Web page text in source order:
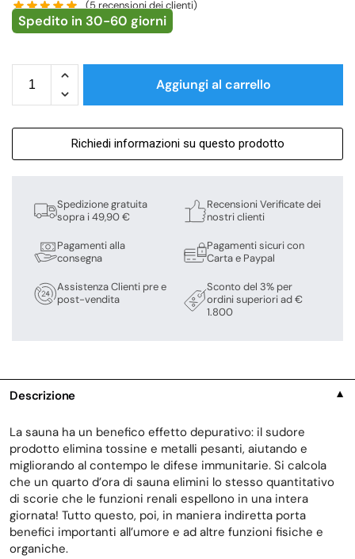
(5recensioni dei clienti)
Spedito in 30-60 giorni
Aggiungi al carrello
Richiedi informazioni su questo prodotto
Spedizione gratuita
sopra i 49,90 €
Pagamenti alla
consegna
Assistenza Clienti pre e
post-vendita
Recensioni Verificate dei
nostri clienti
Pagamenti sicuri con
Carta e Paypal
Sconto del 3% per
ordini superiori ad €
1.800
Descrizione ▼
La sauna ha un benefico effetto depurativo: il sudore
prodotto elimina tossine e metalli pesanti, aiutando e
migliorando al contempo le difese immunitarie. Si calcola
che un quarto d’ora di sauna elimini lo stesso quantitativo
di scorie che le funzioni renali espellono in una intera
giornata! Tutto questo, poi, in maniera indiretta porta
benefici importanti all’umore e ad altre funzioni fisiche e
organiche.